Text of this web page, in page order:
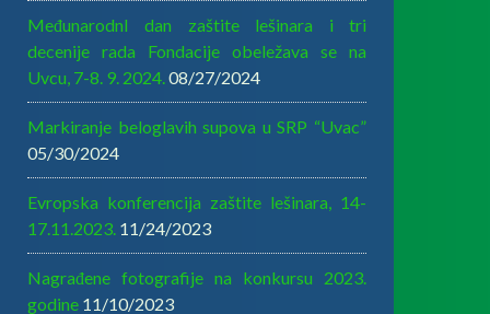
MeđunarodnI dan zaštite lešinara i tri
decenije rada Fondacije obeležava se na
Uvcu, 7-8. 9. 2024. 08/27/2024
Markiranje beloglavih supova u SRP “Uvac”
05/30/2024
Evropska konferencija zaštite lešinara, 14-
17.11.2023. 11/24/2023
Nagrađene fotografije na konkursu 2023.
godine 11/10/2023